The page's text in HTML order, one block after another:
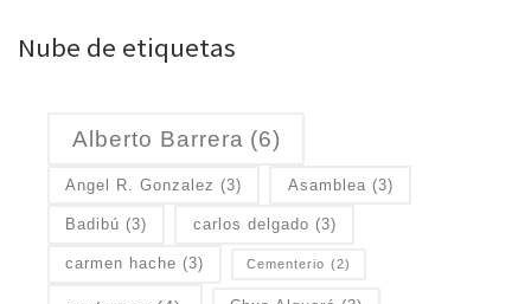
Nube de etiquetas
Alberto Barrera (6)
Angel R. Gonzalez (3) Asamblea (3)
Badibú (3) carlos delgado (3)
carmen hache (3) Cementerio (2)